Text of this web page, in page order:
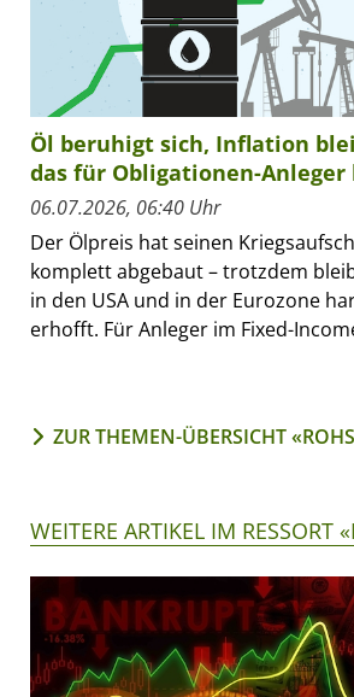
Öl beruhigt sich, Inflation
das für Obligationen-Anleger
06.07.2026, 06:40 Uhr
Der Ölpreis hat seinen
komplett abgebaut – trotzdem
in den USA und in der Eurozone
erhofft. Für Anleger im Fixed-
ZUR THEMEN-ÜBERSICHT
WEITERE ARTIKEL IM RESSORT